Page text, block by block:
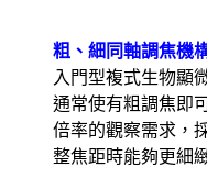
粗、細同軸調焦機
入門型複式生物顯
通常使有粗調焦即
倍率的觀察需求，
整焦距時能夠更細